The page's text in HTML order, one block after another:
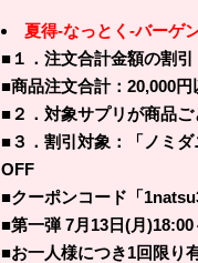
夏得-なっとく-バーゲ
■１．注文合計金額の割引
■商品注文合計：20,000
■２．対象サプリが商品
■３．割引対象：「ノミ
OFF
■クーポンコード「
■第一弾 7月13日(月)18:00
■お一人様につき1回限り